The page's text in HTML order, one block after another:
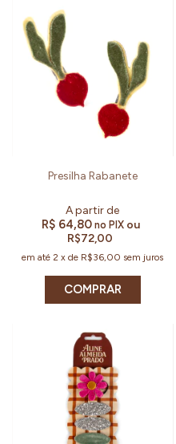
Presilha Rabanete
R$ 64,80 no PIX ou
R$72,00
em até2 xde R$36,00 sem juros
COMPRAR